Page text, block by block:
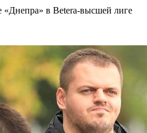
«Днепра» в Betera-высшей лиге